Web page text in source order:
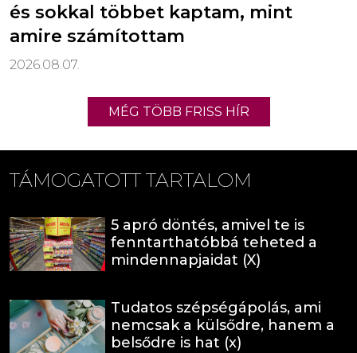
és sokkal többet kaptam, mint
amire számítottam
2026.08.07.
MÉG TÖBB FRISS HÍR
TÁMOGATOTT TARTALOM
5 apró döntés, amivel te is
fenntarthatóbbá teheted a
mindennapjaidat (X)
Tudatos szépségápolás, ami
nemcsak a külsődre, hanem a
belsődre is hat (x)